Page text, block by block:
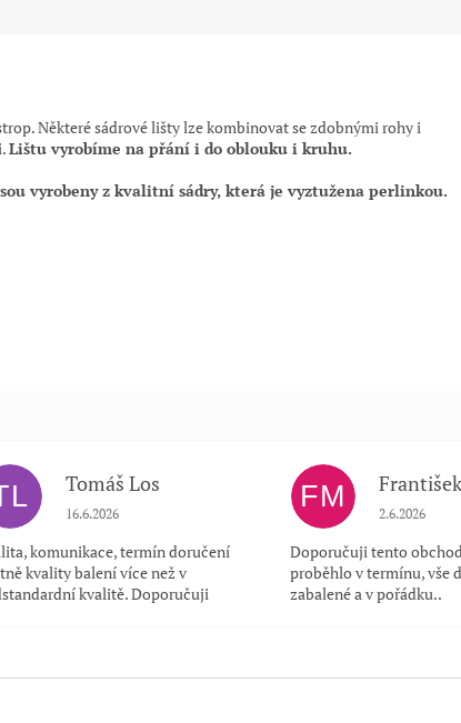
Některé sádrové lišty lze kombinovat se zdobnými rohy i
Lištu vyrobíme na přání i do oblouku i kruhu.
vyrobeny z kvalitní sádry, která je vyztužena perlinkou.
Tomáš Los
Hodnocení obchodu je 5 z 5 hvězdiček.
16.6.2026
komunikace, termín doručení
kvality balení více než v
kvalitě. Doporučuji
FM Hodnocení
2.6.2026
Doporučuji tento
proběhlo v termínu, vše
zabalené a v pořádku..